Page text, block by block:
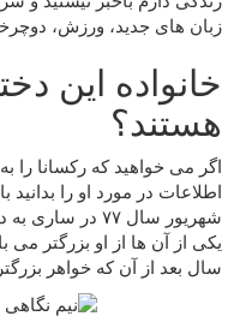
زبان های جدید، ورزش،
خانواده این
هستند؟
اگر می خواهید که رکسانا را
اطلاعات در مورد او را بدانید
شهریور سال ۷۷
یکی از آن ها از او بزرگتر
سال بعد از آن که خواهر